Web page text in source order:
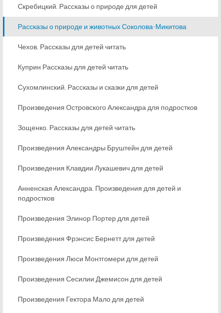
Скребицкий. Рассказы о природе для детей
Рассказы о природе и животных Соколова-Микитова
Чехов. Рассказы для детей читать
Куприн Рассказы для детей читать
Сухомлинский. Рассказы и сказки для детей
Произведения Островского Александра для подростков
Зощенко. Рассказы для детей читать
Произведения Александры Бруштейн для детей
Произведения Клавдии Лукашевич для детей
Анненская Александра. Произведения для детей и
подростков
Произведения Элинор Портер для детей
Произведения Фрэнсис Бернетт для детей
Произведения Люси Монтгомери для детей
Произведения Сесилии Джемисон для детей
Произведения Гектора Мало для детей